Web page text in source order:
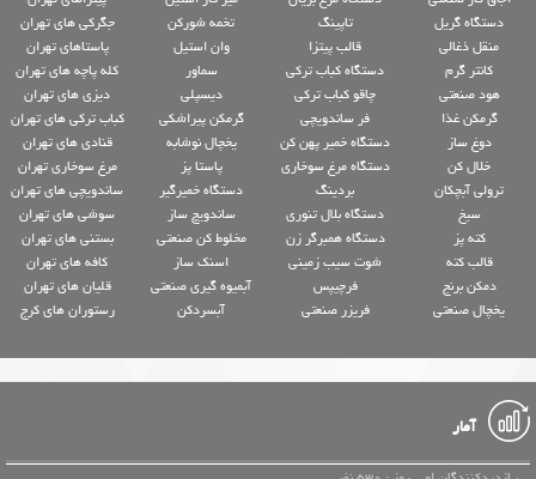
دستگاه گریل
منقل ذغالی
کانتر گرم
هود صنعتی
گرمکن غذا
دوغ ساز
خلال کن
ترولی آبچکان
سیخ
کته پز
قالب کته
دمکن برنج
یخچال صنعتی
تاپینگ
قالب پیتزا
دستگاه کباب ترکی
چاقو کباب ترکی
فر ساندویچی
دستگاه خمیر پهن کن
دستگاه مرغ سوخاری
بردینگ
دستگاه بلال تنوری
دستگاه همبرگر زن
شوت سیب زمینی
فرچیپس
فریزر صنعتی
تخمه شورکن
وان استیل
سماور
دیسپلی
گرمکن پیراشکی
یخچال نوشابه
پاستا پز
دستگاه خمیرگیر
ساندویچ ساز
مخلوط کن صنعتی
اسنک ساز
آبمیوه گیری صنعتی
آبسردکن
جگرکی های تهران
پاستاهای تهران
کله پاچه های تهران
دیزی های تهران
کباب ترکی های تهران
قنادی های تهران
مرغ سوخاری تهران
ساندویچی های تهران
سوشی های تهران
بستنی های تهران
کافه های تهران
قلیان های تهران
رستوران های کرج
آمار